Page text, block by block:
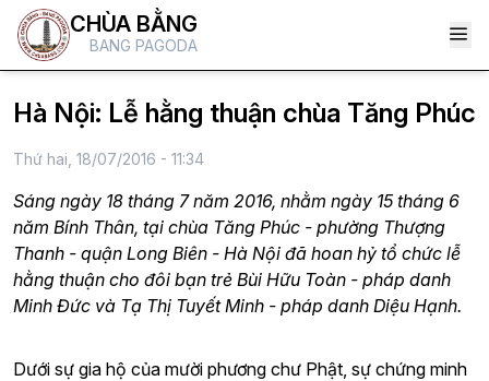
CHÙA BẰNG
BANG PAGODA
Hà Nội: Lễ hằng thuận chùa Tăng Phúc
Thứ hai, 18/07/2016 - 11:34
Sáng ngày 18 tháng 7 năm 2016, nhằm ngày 15 tháng 6
năm Bính Thân, tại chùa Tăng Phúc - phường Thượng
Thanh - quận Long Biên - Hà Nội đã hoan hỷ tổ chức lễ
hằng thuận cho đôi bạn trẻ Bùi Hữu Toàn - pháp danh
Minh Đức và Tạ Thị Tuyết Minh - pháp danh Diệu Hạnh.
Dưới sự gia hộ của mười phương chư Phật, sự chứng minh